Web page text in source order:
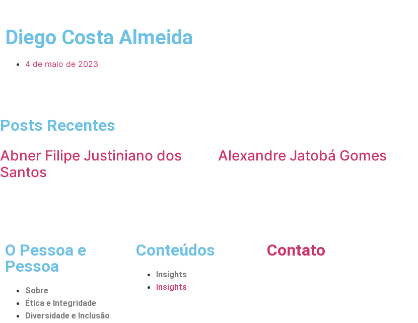
Diego Costa Almeida
4 de maio de 2023
Posts Recentes
Abner Filipe Justiniano dos
Santos
Alexandre Jatobá Gomes
O Pessoa e
Pessoa
Sobre
Ética e Integridade
Diversidade e Inclusão
Conteúdos
Insights
Insights
Contato